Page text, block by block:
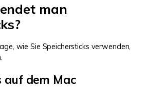
man
wie Sie Speichersticks verwenden,
auf dem Mac